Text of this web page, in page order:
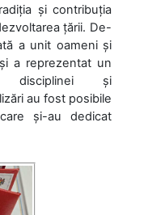
și contribuția
țării. De-
a unit oameni și
a reprezentat un
disciplinei și
au fost posibile
și-au dedicat